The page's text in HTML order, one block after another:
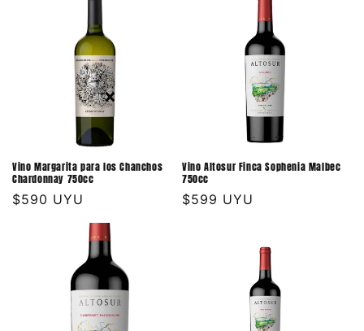
Vino Margarita para los Chanchos
Chardonnay 750cc
Precio
$590 UYU
Vino Altosur Finca Sophenia Malbec
750cc
Precio
$599 UYU